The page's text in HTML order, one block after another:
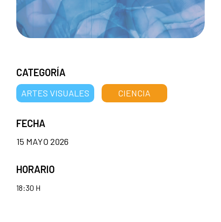
CATEGORÍA
ARTES VISUALES CIENCIA
FECHA
15 MAYO 2026
HORARIO
18:30 H